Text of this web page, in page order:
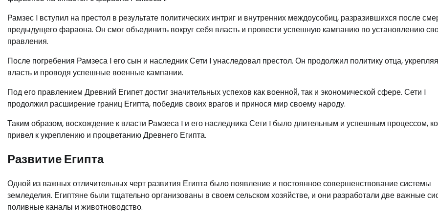
Рамзес I вступил на престол в результате политических интриг и внутренних междоусобиц, разразившихся после
предыдущего фараона. Он смог объединить вокруг себя власть и провести успешную кампанию по установлению
правления.
После погребения Рамзеса I его сын и наследник Сети I унаследовал престол. Он продолжил политику отца, укрепляя
власть и проводя успешные военные кампании.
Под его правлением Древний Египет достиг значительных успехов как военной, так и экономической сфере. Сети I
продолжил расширение границ Египта, победив своих врагов и принося мир своему народу.
Таким образом, восхождение к власти Рамзеса I и его наследника Сети I было длительным и успешным процессом,
привел к укреплению и процветанию Древнего Египта.
Развитие Египта
Одной из важных отличительных черт развития Египта было появление и постоянное совершенствование системы
земледелия. Египтяне были тщательно организованы в своем сельском хозяйстве, и они разработали две важные
поливные каналы и животноводство.